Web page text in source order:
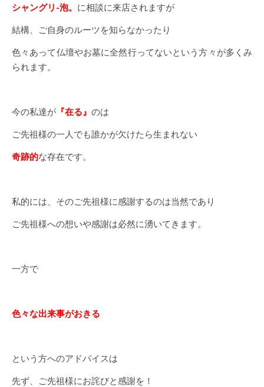
シャングリ-泡。 に相談に来店されますが
結構、ご自身のルーツを知らなかったり
色々あって仏壇やお墓に全然行ってないという方々が多くみ
られます。
今の私達が 『在る』 のは
ご先祖様の一人でも誰かが欠けたら生まれない
奇跡的な存在です。
私的には、そのご先祖様に感謝するのは当然であり
ご先祖様への想いや感謝は必然に湧いてきます。
一方で
色々な出来事がおきる
という方へのアドバイスは
先ず、ご先祖様にお詫びと感謝を！